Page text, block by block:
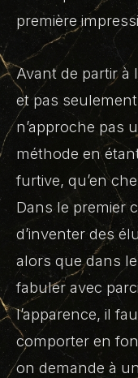
première
Avant de partir à
et pas
n’approche pas
méthode en
furtive, qu’en
Dans le premier
d’inventer des
alors que dans
fabuler avec
l’apparence, il
comporter en
on demande à